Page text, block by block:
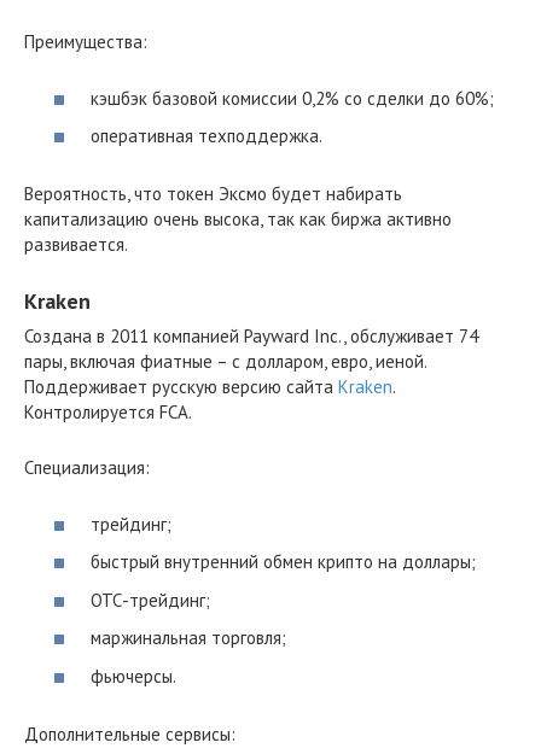
Преимущества:
кэшбэк базовой комиссии 0,2% со сделки до 60%;
оперативная техподдержка.
Вероятность, что токен Эксмо будет набирать
капитализацию очень высока, так как биржа активно
развивается.
Kraken
Создана в 2011 компанией Payward Inc., обслуживает 74
пары, включая фиатные – с долларом, евро, иеной.
Поддерживает русскую версию сайта Kraken.
Контролируется FCA.
Специализация:
трейдинг;
быстрый внутренний обмен крипто на доллары;
ОТС-трейдинг;
маржинальная торговля;
фьючерсы.
Дополнительные сервисы: